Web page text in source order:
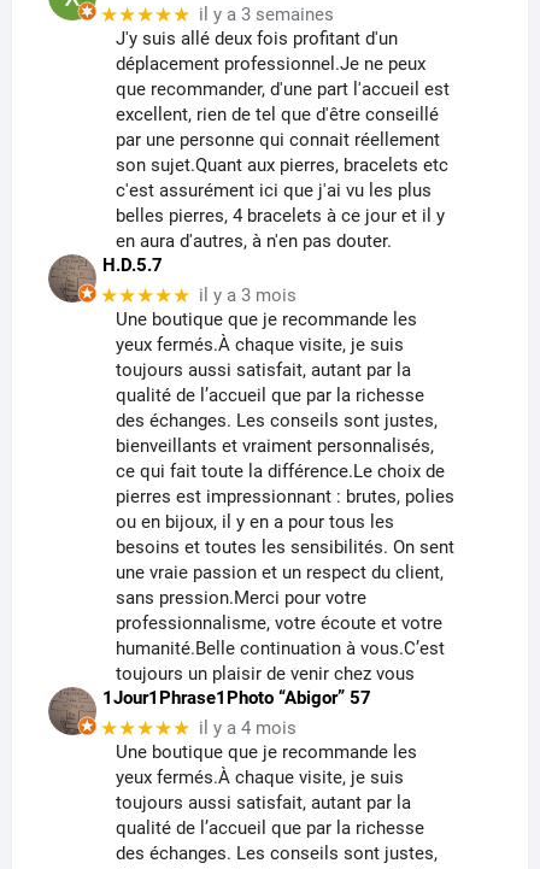
★★★★★ il y a 3 semaines
J'y suis allé deux fois profitant d'un
déplacement professionnel.Je ne peux
que recommander, d'une part l'accueil est
excellent, rien de tel que d'être conseillé
par une personne qui connait réellement
son sujet.Quant aux pierres, bracelets etc
c'est assurément ici que j'ai vu les plus
belles pierres, 4 bracelets à ce jour et il y
en aura d'autres, à n'en pas douter.
H.D.5.7
★★★★★ il y a 3 mois
Une boutique que je recommande les
yeux fermés.À chaque visite, je suis
toujours aussi satisfait, autant par la
qualité de l’accueil que par la richesse
des échanges. Les conseils sont justes,
bienveillants et vraiment personnalisés,
ce qui fait toute la différence.Le choix de
pierres est impressionnant : brutes, polies
ou en bijoux, il y en a pour tous les
besoins et toutes les sensibilités. On sent
une vraie passion et un respect du client,
sans pression.Merci pour votre
professionnalisme, votre écoute et votre
humanité.Belle continuation à vous.C’est
toujours un plaisir de venir chez vous
1Jour1Phrase1Photo “Abigor” 57
★★★★★ il y a 4 mois
Une boutique que je recommande les
yeux fermés.À chaque visite, je suis
toujours aussi satisfait, autant par la
qualité de l’accueil que par la richesse
des échanges. Les conseils sont justes,